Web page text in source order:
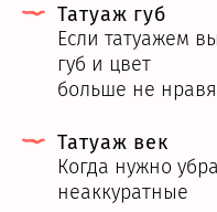
Татуаж губ
Если татуажем
губ и цвет
больше не
Татуаж век
Когда нужно
неаккуратные